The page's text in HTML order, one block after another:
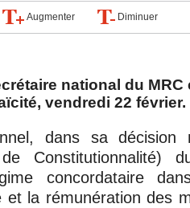
Augmenter Diminuer
national du MRC
vendredi 22 février.
dans sa décision
Constitutionnalité)
concordataire
et la rémunération des